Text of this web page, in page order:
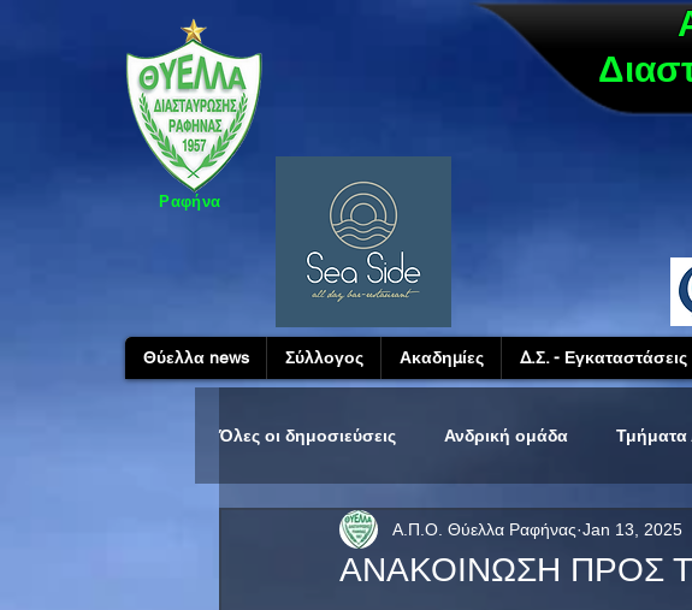
Ραφήνα
Θύελλα news Σύλλογος Ακαδημίες Δ.Σ. - Εγκαταστάσεις
Όλες οι δημοσιεύσεις Ανδρική ομάδα Τμήματα
ΑΝΑΚΟΙΝΩΣΗ ΠΡΟΣ
Α.Π.Ο. Θύελλα Ραφήνας Jan 13, 2025